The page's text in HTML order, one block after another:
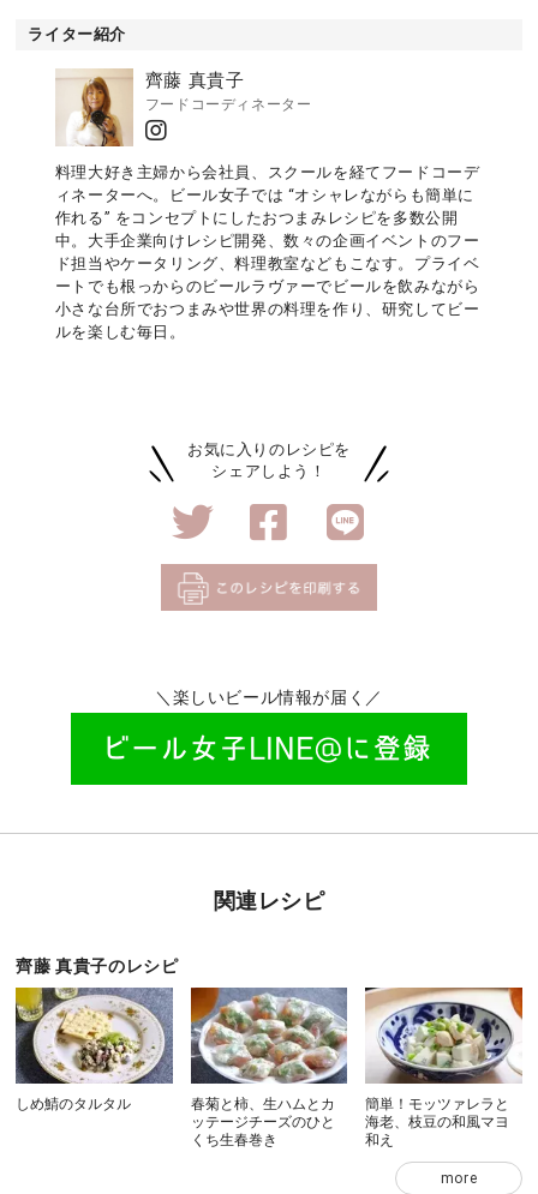
ライター紹介
齊藤 真貴子
フードコーディネーター
料理大好き主婦から会社員、スクールを経てフードコーデ
ィネーターへ。ビール女子では “オシャレながらも簡単に
作れる” をコンセプトにしたおつまみレシピを多数公開
中。大手企業向けレシピ開発、数々の企画イベントのフー
ド担当やケータリング、料理教室などもこなす。プライベ
ートでも根っからのビールラヴァーでビールを飲みながら
小さな台所でおつまみや世界の料理を作り、研究してビー
ルを楽しむ毎日。
お気に入りのレシピを
シェアしよう！
＼楽しいビール情報が届く／
関連レシピ
齊藤 真貴子のレシピ
しめ鯖のタルタル
春菊と柿、生ハムとカ
ッテージチーズのひと
くち生春巻き
簡単！モッツァレラと
海老、枝豆の和風マヨ
和え
more